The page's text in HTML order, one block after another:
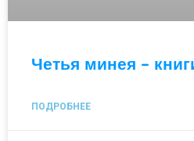
Четья минея –
ПОДРОБНЕЕ